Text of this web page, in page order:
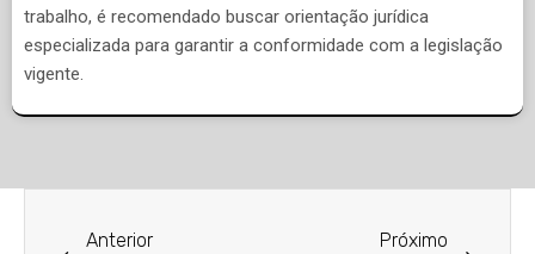
trabalho, é recomendado buscar orientação jurídica
especializada para garantir a conformidade com a legislação
vigente.
Anterior Próximo